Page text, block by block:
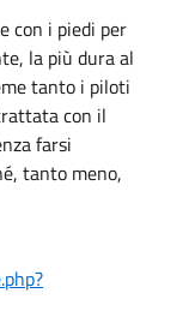
con i piedi per
la più dura al
tanto i piloti
con il
farsi
tanto meno,